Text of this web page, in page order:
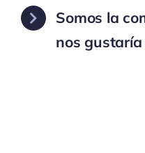
Somos la
nos